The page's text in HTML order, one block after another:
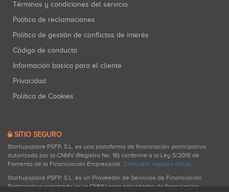
Términos y condiciones del servicio
Política de reclamaciones
Política de gestión de conflictos de interés
Código de conducta
Información básica para el cliente
Privacidad
Política de Cookies
SITIO SEGURO
Startupxplore PSFP, S.L. es una plataforma de financiación participativa
autorizada por la CNMV (Registro No. 18) conforme a la Ley 5/2015 de
Fomento de la Financiación Empresarial. Consultar registro oficial.
Startupxplore PSFP, S.L. es un Proveedor de Servicios de Financiación
Participativa registrado en la CNMV para actividades de financiación